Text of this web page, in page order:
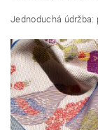
Jednoduchá údržba: